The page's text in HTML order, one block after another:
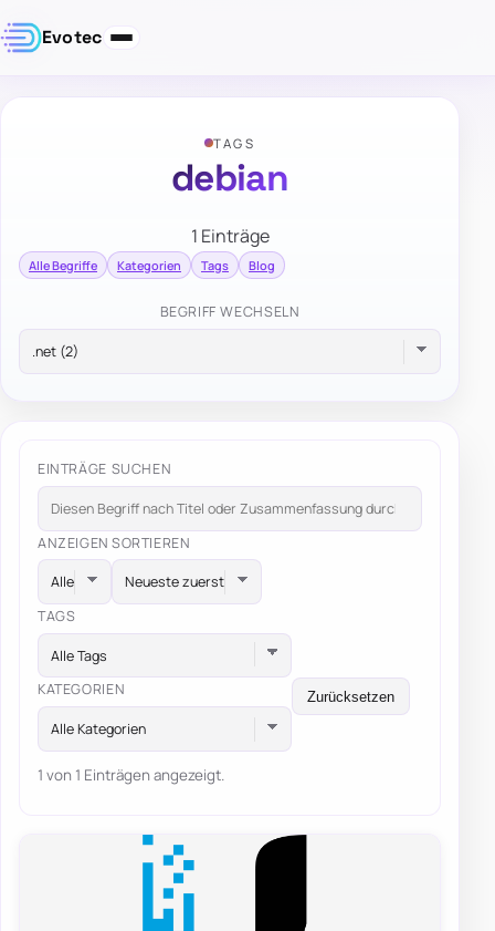
Evotec
TAGS
debian
1 Einträge
Alle Begriffe Kategorien Tags Blog
BEGRIFF WECHSELN
EINTRÄGE SUCHEN
ANZEIGEN SORTIEREN
TAGS
Alle Tags
KATEGORIEN
Alle Kategorien
Zurücksetzen
1 von 1 Einträgen angezeigt.